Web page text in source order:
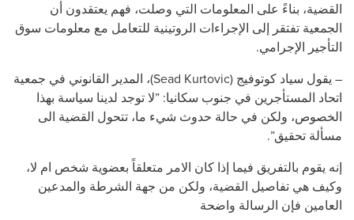
القضية، بناءً على المعلومات التي وصلت، فهم يعتقدون أن
الجمعية تفتقر إلى الإجراءات الروتينية للتعامل مع معلومات سوق
التأجير الإجرامي.
– يقول سياد كوتوفيج (Sead Kurtovic)، المدير القانوني في جمعية
اتحاد المستأجرين في جنوب سكانيا: ”لا توجد لدينا سياسة بهذا
الخصوص، ولكن في حالة حدوث شيء ما، تتحول القضية الى
مسألة تحقيق”.
إنه يقوم بالتفريق فيما إذا كان الامر متعلقاً بعضوية شخص ام لا،
وكيف هي تفاصيل القضية، ولكن من جهة الشرطة والمدعين
العامين فإن الرسالة واضحة